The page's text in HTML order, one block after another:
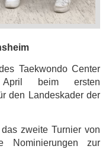
Taekwondo Center
beim ersten
den Landeskader der
zweite Turnier von
Nominierungen zur